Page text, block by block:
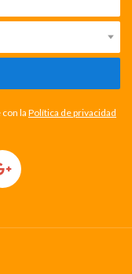
la Política de privacidad